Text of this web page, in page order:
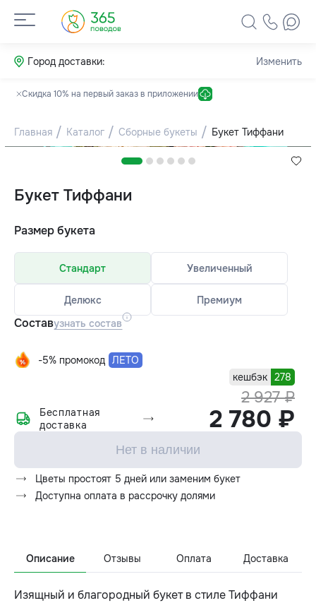
Город доставки: Изменить
Скидка 10% на первый заказ в приложении
Главная Каталог Сборные букеты Букет Тиффани
Букет Тиффани
Размер букета
Стандарт Увеличенный
Делюкс Премиум
Составузнать состав
-5% промокод ЛЕТО
кешбэк 278
2 927 ₽
2 780 ₽
Бесплатная
доставка
Нет в наличии
Цветы простоят 5 дней или заменим букет
Доступна оплата в рассрочку долями
Описание Отзывы Оплата Доставка
Изящный и благородный букет в стиле Тиффани